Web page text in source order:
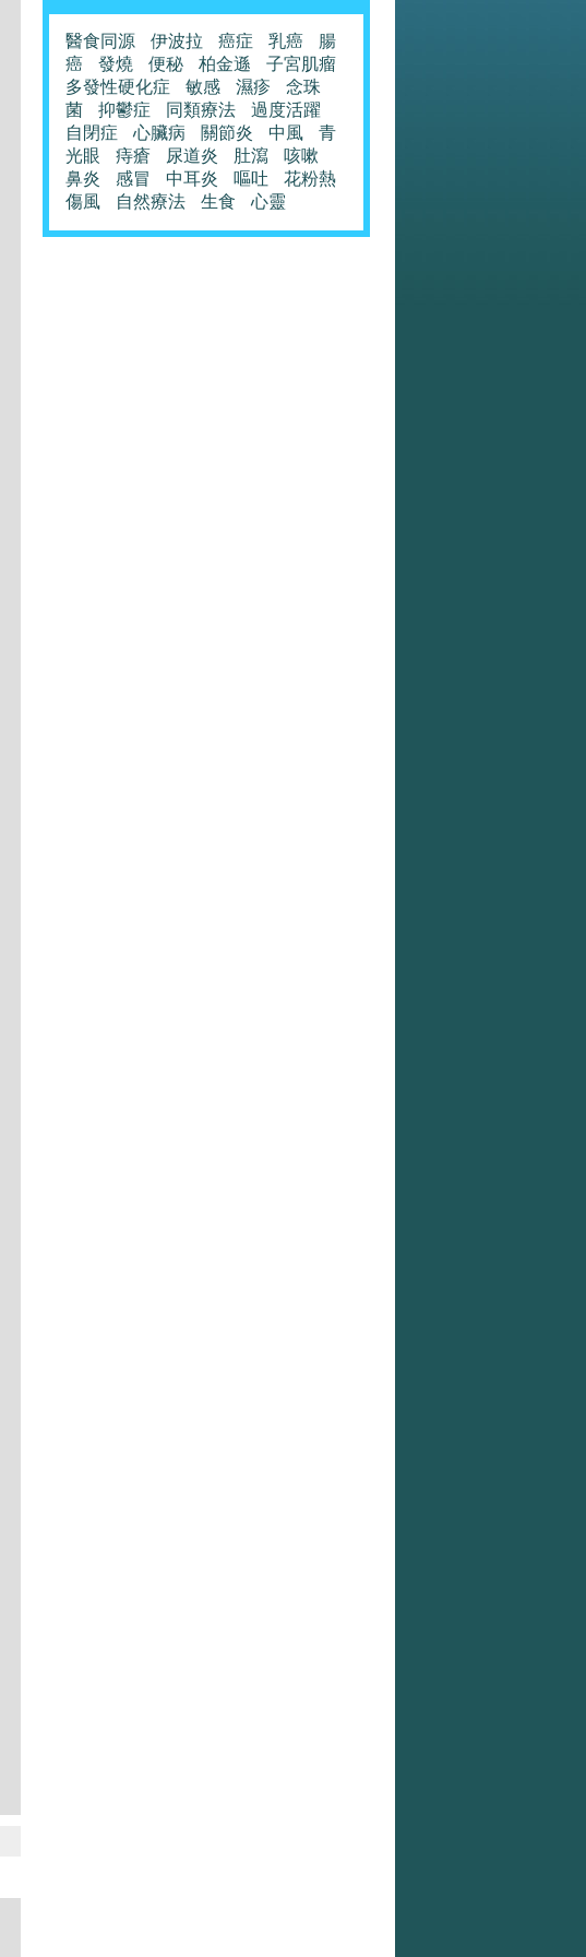
醫食同源 伊波拉 癌症 乳癌
腸
癌
發燒 便秘 柏金遜
子宮肌瘤
多發性硬化症
敏感 濕疹
念珠
菌
抑鬱症 同類療法
過度活躍
自閉症
心臟病 關節炎 中風
青
光眼
痔瘡 尿道炎 肚瀉
咳嗽
鼻炎
感冒 中耳炎 嘔吐
花粉熱
傷風
自然療法 生食 心靈